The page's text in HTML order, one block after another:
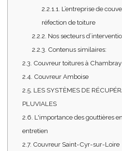
2.2.1.1. L’entreprise de
réfection de toiture
2.2.2. Nos secteurs
2.2.3. Contenus similaires:
2.3. Couvreur toitures à
2.4. Couvreur Amboise
2.5. LES SYSTÈMES DE
PLUVIALES
2.6. L'importance des gouttières
entretien
2.7. Couvreur Saint-Cyr-sur-Loire